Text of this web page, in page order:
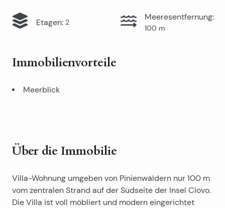
Etagen: 2
Meeresentfernung:
100 m
Immobilienvorteile
Meerblick
Über die Immobilie
Villa-Wohnung umgeben von Pinienwäldern nur 100 m
vom zentralen Strand auf der Südseite der Insel Ciovo.
Die Villa ist voll möbliert und modern eingerichtet